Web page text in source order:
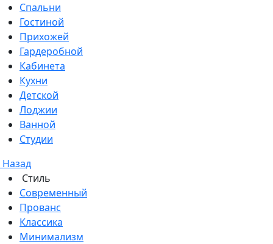
Спальни
Гостиной
Прихожей
Гардеробной
Кабинета
Кухни
Детской
Лоджии
Ванной
Студии
Назад
Стиль
Современный
Прованс
Классика
Минимализм